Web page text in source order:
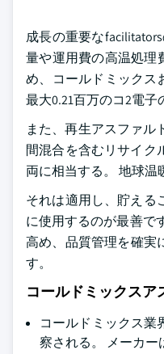
成長の重要な
量や運用費の高温処理
め、コールドミックス
最大0.21百万のコ2電子
また、再生アスファル
間混合を含むリサイク
両に相当する。 地球温
それは適用し、貯える
に使用するのが最善で
高め、品質管理を確実
す。
コールドミックスア
コールドミックス業
察される。 メーカ